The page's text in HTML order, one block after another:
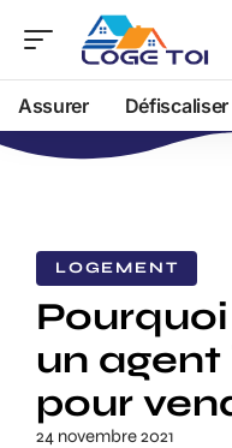
Assurer Défiscaliser
LOGEMENT
un
pour
24 novembre 2021